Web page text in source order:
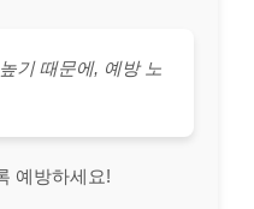
기 때문에, 예방 노
예방하세요!